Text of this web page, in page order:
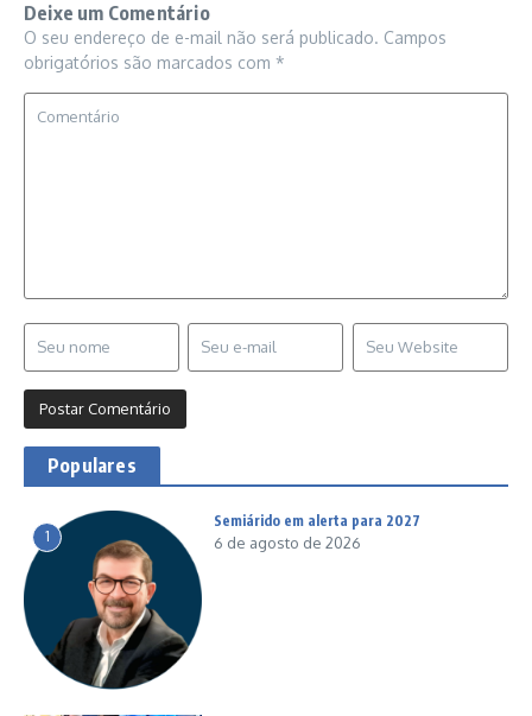
Deixe um Comentário
O seu endereço de e-mail não será publicado. Campos
obrigatórios são marcados com *
Populares
1
Semiárido em alerta para 2027
6 de agosto de 2026